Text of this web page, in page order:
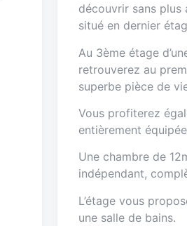
découvrir sans
situé en dernier
Au 3ème étage
retrouverez au
superbe pièce de
Vous profiterez
entièrement
Une chambre de
indépendant,
L’étage vous
une salle de bains.